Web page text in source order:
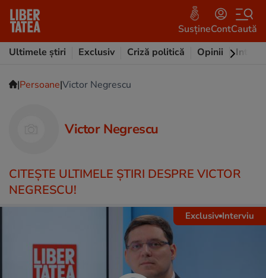
SusțineContCaută
Ultimele știri
Exclusiv Criză politică Opinii
|Persoane|Victor Negrescu
Victor Negrescu
CITEŞTE ULTIMELE ŞTIRI DESPRE VICTOR
NEGRESCU!
Exclusiv Interviu